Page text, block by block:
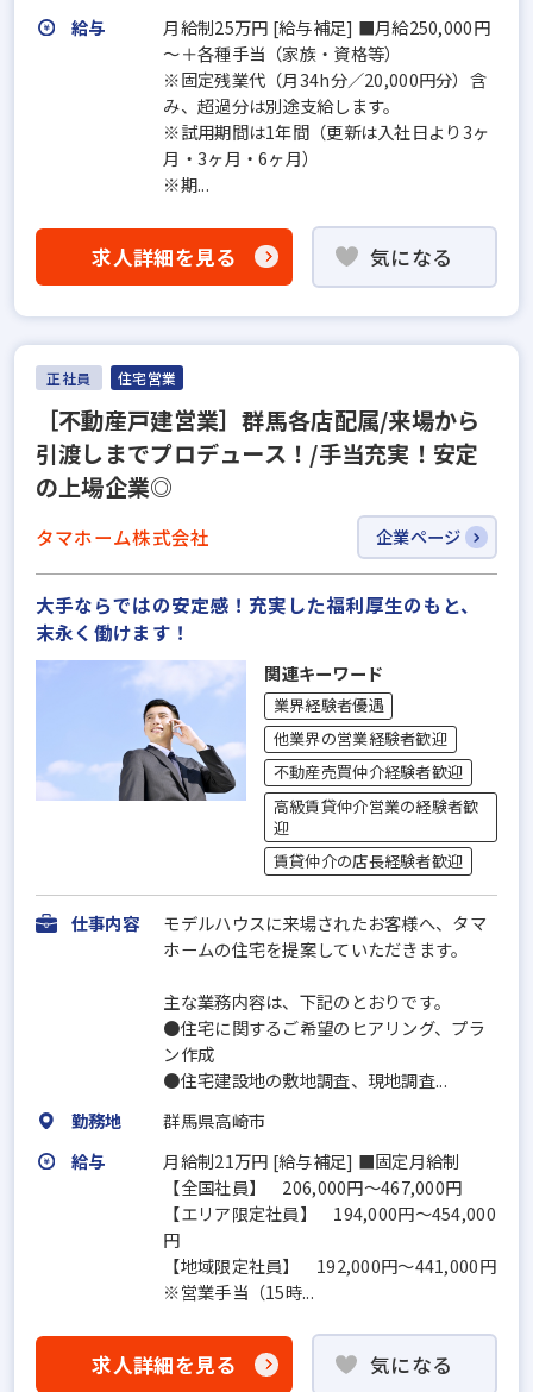
給与
月給制25万円 [給与補足] ■月給250,000円
～＋各種手当（家族・資格等）
※固定残業代（月34h分／20,000円分）含
み、超過分は別途支給します。
※試用期間は1年間（更新は入社日より3ヶ
月・3ヶ月・6ヶ月）
※期...
求人詳細を見る 気になる
正社員 住宅営業
［不動産戸建営業］群馬各店配属/来場から
引渡しまでプロデュース！/手当充実！安定
の上場企業◎
タマホーム株式会社 企業ページ
大手ならではの安定感！充実した福利厚生のもと、
末永く働けます！
関連キーワード
業界経験者優遇
他業界の営業経験者歓迎
不動産売買仲介経験者歓迎
高級賃貸仲介営業の経験者歓
迎
賃貸仲介の店長経験者歓迎
仕事内容
モデルハウスに来場されたお客様へ、タマ
ホームの住宅を提案していただきます。
主な業務内容は、下記のとおりです。
●住宅に関するご希望のヒアリング、プラ
ン作成
●住宅建設地の敷地調査、現地調査...
勤務地
群馬県高崎市
給与
月給制21万円 [給与補足] ■固定月給制
【全国社員】 206,000円～467,000円
【エリア限定社員】 194,000円～454,000
円
【地域限定社員】 192,000円～441,000円
※営業手当（15時...
求人詳細を見る 気になる